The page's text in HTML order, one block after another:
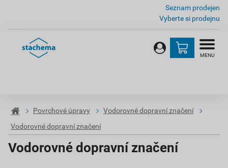
Seznam prodejen
Vyberte si prodejnu
MENU
Povrchové úpravy
Vodorovné dopravní značení
Vodorovné dopravní značení
Vodorovné dopravní značení